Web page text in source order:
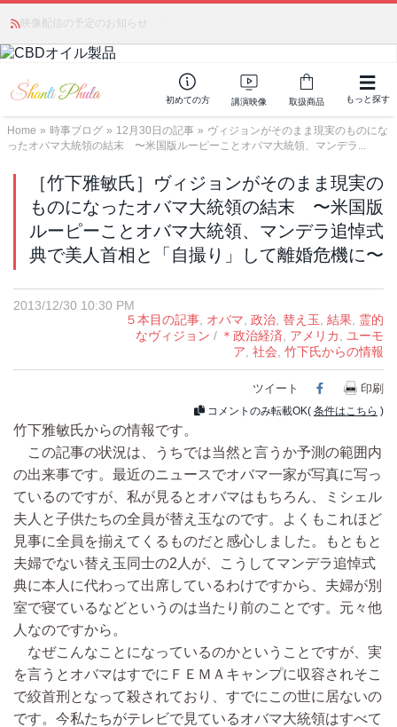
映像配信の予定のお知らせ
かつて愛されていた人気商品が復活！夏場に活躍するジェルクリーム「アク
アサーキュレーション」💖🏖️ 8月末までの購入でポイント還元も✨
初めての方 講演映像 取扱商品 もっと探す
Home » 時事ブログ » 12月30日の記事 » ヴィジョンがそのまま現実のものにな
ったオバマ大統領の結末 〜米国版ルーピーことオバマ大統領、マンデラ...
［竹下雅敏氏］ヴィジョンがそのまま現実の
ものになったオバマ大統領の結末 〜米国版
ルーピーことオバマ大統領、マンデラ追悼式
典で美人首相と「自撮り」して離婚危機に〜
2013/12/30 10:30 PM
５本目の記事 オバマ 政治 替え玉 結果
霊的
なヴィジョン / ＊政治経済 アメリカ
ユーモ
ア 社会 竹下氏からの情報
ツイート Facebook
印刷
コメントのみ転載OK( 条件はこちら )
竹下雅敏氏からの情報です。
この記事の状況は、うちでは当然と言うか予測の範囲内
の出来事です。最近のニュースでオバマ一家が写真に写っ
ているのですが、私が見るとオバマはもちろん、ミシェル
夫人と子供たちの全員が替え玉なのです。よくもこれほど
見事に全員を揃えてくるものだと感心しました。もともと
夫婦でない替え玉同士の2人が、こうしてマンデラ追悼式
典に本人に代わって出席しているわけですから、夫婦が別
室で寝ているなどというのは当たり前のことです。元々他
人なのですから。
なぜこんなことになっているのかということですが、実
を言うとオバマはすでにＦＥＭＡキャンプに収容されそこ
で絞首刑となって殺されており、すでにこの世に居ないの
です。今私たちがテレビで見ているオバマ大統領はすべて